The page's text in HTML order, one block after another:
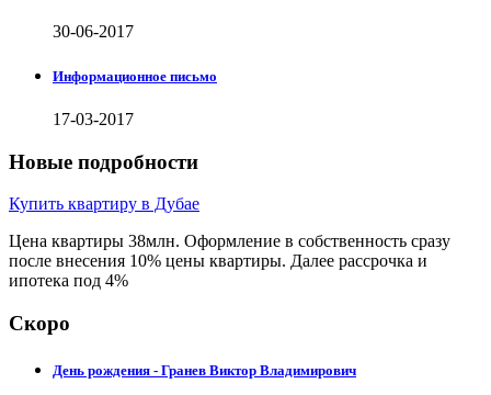
30-06-2017
Информационное письмо
17-03-2017
Новые подробности
Купить квартиру в Дубае
Цена квартиры 38млн. Оформление в собственность сразу
после внесения 10% цены квартиры. Далее рассрочка и
ипотека под 4%
Скоро
День рождения - Гранев Виктор Владимирович